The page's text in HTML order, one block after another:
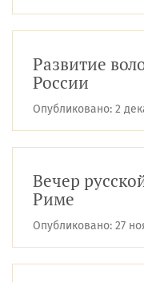
Развитие
России
Опубликовано: 2
Вечер
Риме
Опубликовано: 27